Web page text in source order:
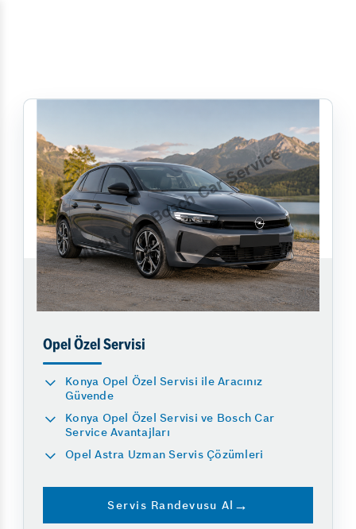
Opel Özel Servisi
Konya Opel Özel Servisi ile Aracınız
Güvende
Konya Opel Özel Servisi ve Bosch Car
Service Avantajları
Opel Astra Uzman Servis Çözümleri
Servis Randevusu Al